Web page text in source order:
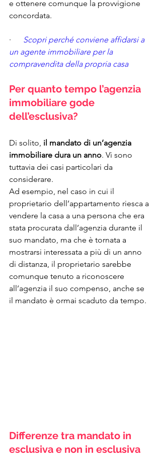
e ottenere comunque la provvigione
concordata.
· Scopri perché conviene affidarsi a
un agente immobiliare per la
compravendita della propria casa
Per quanto tempo l’agenzia
immobiliare gode
dell’esclusiva?
Di solito, il mandato di un’agenzia
immobiliare dura un anno. Vi sono
tuttavia dei casi particolari da
considerare.
Ad esempio, nel caso in cui il
proprietario dell’appartamento riesca a
vendere la casa a una persona che era
stata procurata dall’agenzia durante il
suo mandato, ma che è tornata a
mostrarsi interessata a più di un anno
di distanza, il proprietario sarebbe
comunque tenuto a riconoscere
all’agenzia il suo compenso, anche se
il mandato è ormai scaduto da tempo.
Differenze tra mandato in
esclusiva e non in esclusiva